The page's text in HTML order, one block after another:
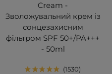
Cream -
Зволожувальний крем із
сонцезахисним
фільтром SPF 50+/PA+++
- 50ml
1530